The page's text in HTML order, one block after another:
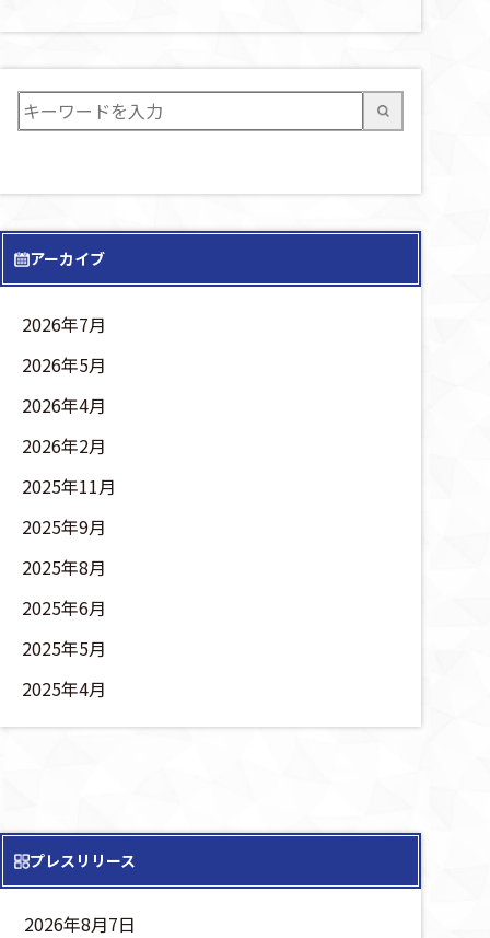
アーカイブ
2026年7月
2026年5月
2026年4月
2026年2月
2025年11月
2025年9月
2025年8月
2025年6月
2025年5月
2025年4月
プレスリリース
2026年8月7日